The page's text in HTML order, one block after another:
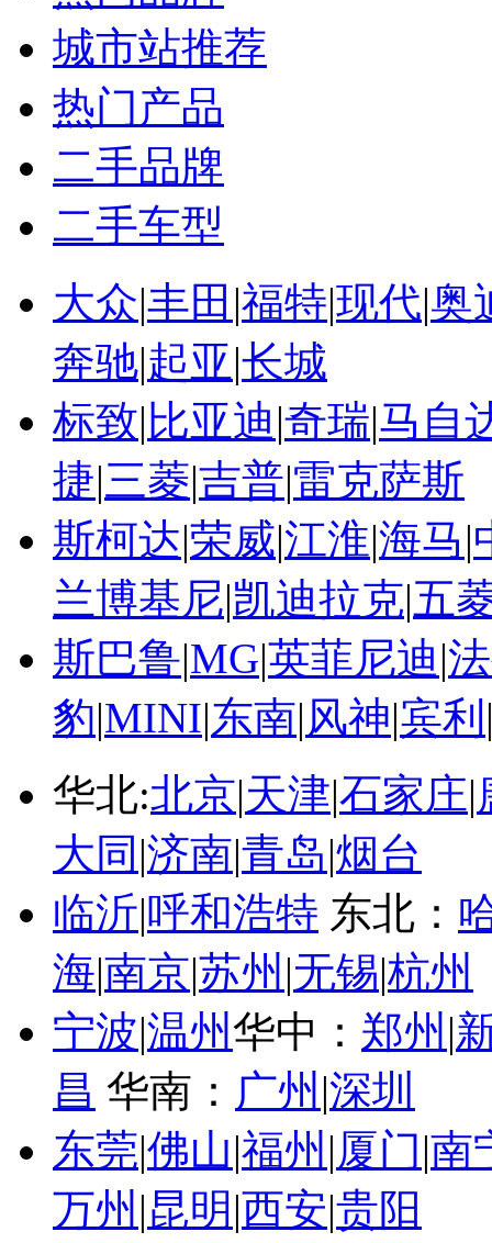
奥迪a4新车6个月...
城市站推荐
热门产品
二手品牌
二手车型
大众|丰田 |福特|现代|奥
奔驰|起亚|长城
标致| 比亚迪|奇瑞|马自
捷|三菱|吉普|雷克萨斯
斯柯达|荣威|江淮|海马|
兰博基尼|凯迪拉克|五
斯巴鲁|MG|英菲尼迪|
豹|MINI|东南|风神|宾利
华北:北京|天津|石家庄|
大同 |济南|青岛|烟台
临沂|呼和浩特 东北：
海|南京|苏州 |无锡|杭州
宁波|温州华中： 郑州 |
昌 华南： 广州 |深圳
东莞|佛山|福州 |厦门|南
万州 |昆明 |西安|贵阳